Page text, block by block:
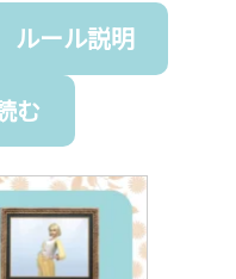
ルール説明
む